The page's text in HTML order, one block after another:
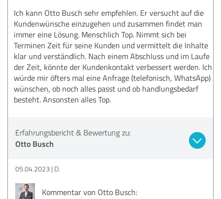
Ich kann Otto Busch sehr empfehlen. Er versucht auf die
Kundenwünsche einzugehen und zusammen findet man
immer eine Lösung. Menschlich Top. Nimmt sich bei
Terminen Zeit für seine Kunden und vermittelt die Inhalte
klar und verständlich. Nach einem Abschluss und im Laufe
der Zeit, könnte der Kundenkontakt verbessert werden. Ich
würde mir öfters mal eine Anfrage (telefonisch, WhatsApp)
wünschen, ob noch alles passt und ob handlungsbedarf
besteht. Ansonsten alles Top.
Erfahrungsbericht & Bewertung zu:
Otto Busch
05.04.2023 D.
Kommentar von Otto Busch: